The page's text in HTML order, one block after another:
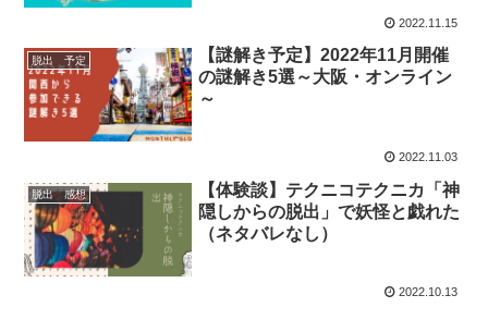
2022.11.15
脱出 予定
【謎解き予定】2022年11月開催
の謎解き5選～大阪・オンライン
～
2022.11.03
脱出 感想
【体験談】テクニコテクニカ「神
隠しからの脱出」で妖怪と戯れた
（ネタバレなし）
2022.10.13